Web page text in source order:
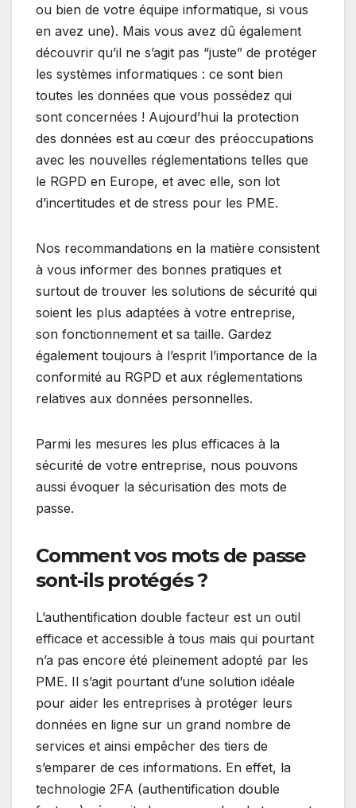
ou bien de votre équipe informatique, si vous
en avez une). Mais vous avez dû également
découvrir qu’il ne s’agit pas “juste” de protéger
les systèmes informatiques : ce sont bien
toutes les données que vous possédez qui
sont concernées ! Aujourd’hui la protection
des données est au cœur des préoccupations
avec les nouvelles réglementations telles que
le RGPD en Europe, et avec elle, son lot
d’incertitudes et de stress pour les PME.
Nos recommandations en la matière consistent
à vous informer des bonnes pratiques et
surtout de trouver les solutions de sécurité qui
soient les plus adaptées à votre entreprise,
son fonctionnement et sa taille. Gardez
également toujours à l’esprit l’importance de la
conformité au RGPD et aux réglementations
relatives aux données personnelles.
Parmi les mesures les plus efficaces à la
sécurité de votre entreprise, nous pouvons
aussi évoquer la sécurisation des mots de
passe.
Comment vos mots de passe
sont-ils protégés ?
L’authentification double facteur est un outil
efficace et accessible à tous mais qui pourtant
n’a pas encore été pleinement adopté par les
PME. Il s’agit pourtant d’une solution idéale
pour aider les entreprises à protéger leurs
données en ligne sur un grand nombre de
services et ainsi empêcher des tiers de
s’emparer de ces informations. En effet, la
technologie 2FA (authentification double